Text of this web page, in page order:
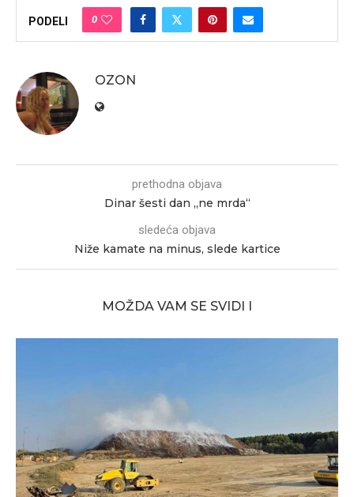
PODELI 0
OZON
prethodna objava
Dinar šesti dan „ne mrda“
sledeća objava
Niže kamate na minus, slede kartice
MOŽDA VAM SE SVIDI I